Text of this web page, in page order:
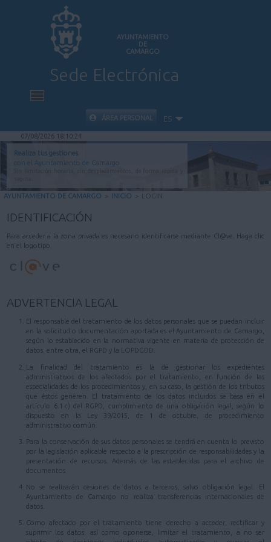
AYUNTAMIENTO
DE
CAMARGO
Sede Electrónica
INICIO
INFORMACIÓN PÚBLICA
CARPETA CIUDADANA
VALIDACIÓN DE DOCUMENTOS
AYUDA
ÁREA PERSONAL ES
07/08/2026 18:10:24
Realiza tus gestiones
con el Ayuntamiento de Camargo
AYUNTAMIENTO DE CAMARGO > INICIO > LOGIN
IDENTIFICACIÓN
Para acceder a la zona privada es necesario identificarse mediante Cl@ve. Haga clic
en el logotipo.
ADVERTENCIA LEGAL
El responsable del tratamiento de los datos personales que se puedan incluir
en la solicitud o documentación aportada es el Ayuntamiento de Camargo,
según lo establecido en la normativa vigente en materia de protección de
datos, entre otra, el RGPD y la LOPDGDD.
La finalidad del tratamiento es la de gestionar los expedientes
administrativos de los afectados por el tratamiento, en función de las
especialidades de los procedimientos y, en su caso, la gestión de los tributos
que éstos generen. El tratamiento de los datos incluidos se basa en el
artículo 6.1.c) del RGPD, cumplimiento de una obligación legal, según lo
dispuesto en la Ley 39/2015, de 1 de octubre, de procedimiento
administrativo común.
Para la conservación de sus datos personales se tendrá en cuenta lo previsto
por la legislación aplicable respecto a la prescripción de responsabilidades y la
presentación de recursos. Además de las establecidas para el archivo de
documentos.
No se realizarán cesiones de datos a terceros, salvo obligación legal. El
Ayuntamiento de Camargo no realiza transferencias internacionales de
datos.
Como afectado por el tratamiento tiene derecho a acceder, rectificar y
suprimir los datos, así como oponerse, limitar el tratamiento, a no ser